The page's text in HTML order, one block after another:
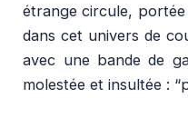
étrange circule, portée
dans cet univers de
avec une bande de
molestée et insultée :